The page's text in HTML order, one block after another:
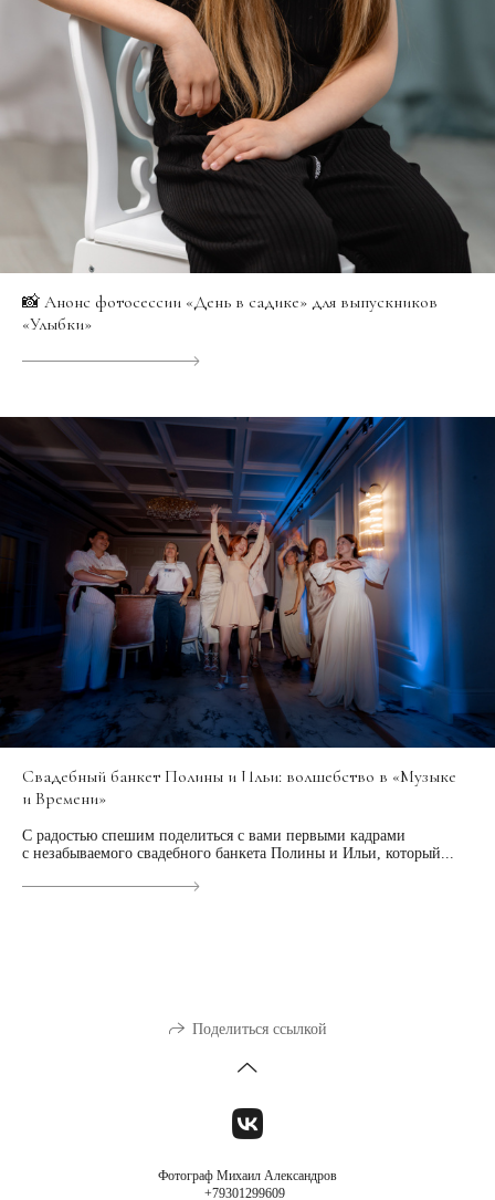
📸 Анонс фотосессии «День в садике» для выпускников
«Улыбки»
Свадебный банкет Полины и Ильи: волшебство в «Музыке
и Времени»
С радостью спешим поделиться с вами первыми кадрами
с незабываемого свадебного банкета Полины и Ильи, который...
Поделиться ссылкой
Фотограф Михаил Александров
+79301299609